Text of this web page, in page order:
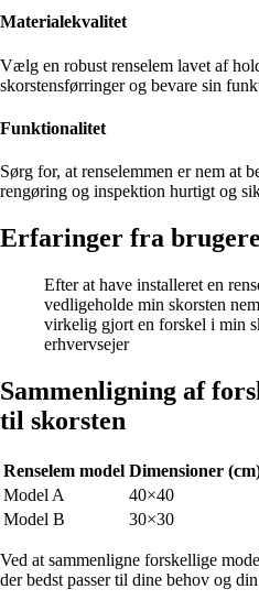
Materialekvalitet
Vælg en robust renselem lavet af
skorstensførringer og bevare sin
Funktionalitet
Sørg for, at renselemmen er nem at
rengøring og inspektion hurtigt og
Erfaringer fra brugere
Efter at have installeret en
vedligeholde min skorsten
virkelig gjort en forskel i min
erhvervsejer
Sammenligning af
til skorsten
Renselem model Dimensioner
Model A
40×40
Model B
30×30
Ved at sammenligne forskellige
der bedst passer til dine behov og